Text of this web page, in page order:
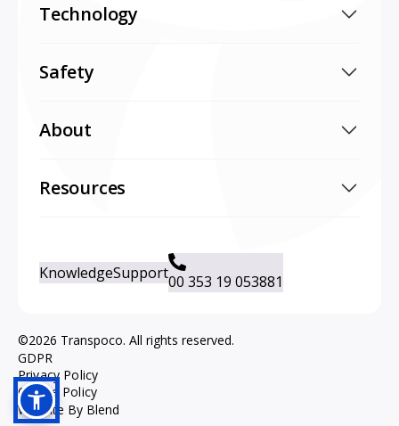
Technology
Safety
About
Resources
KnowledgeSupport00 353 19 053881
©2026 Transpoco. All rights reserved.
GDPR
Privacy Policy
Cookie Policy
Website By Blend